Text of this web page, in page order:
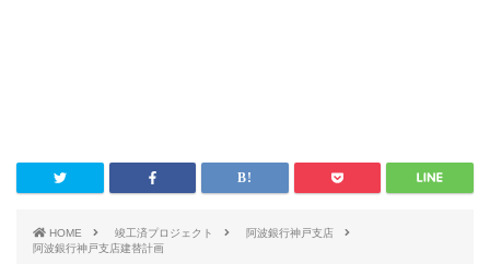
HOME 竣工済プロジェクト
阿波銀行神戸支店
阿波銀行神戸支店建替計画